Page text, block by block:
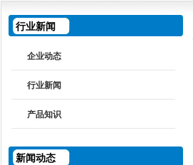
行业新闻
企业动态
行业新闻
产品知识
新闻动态